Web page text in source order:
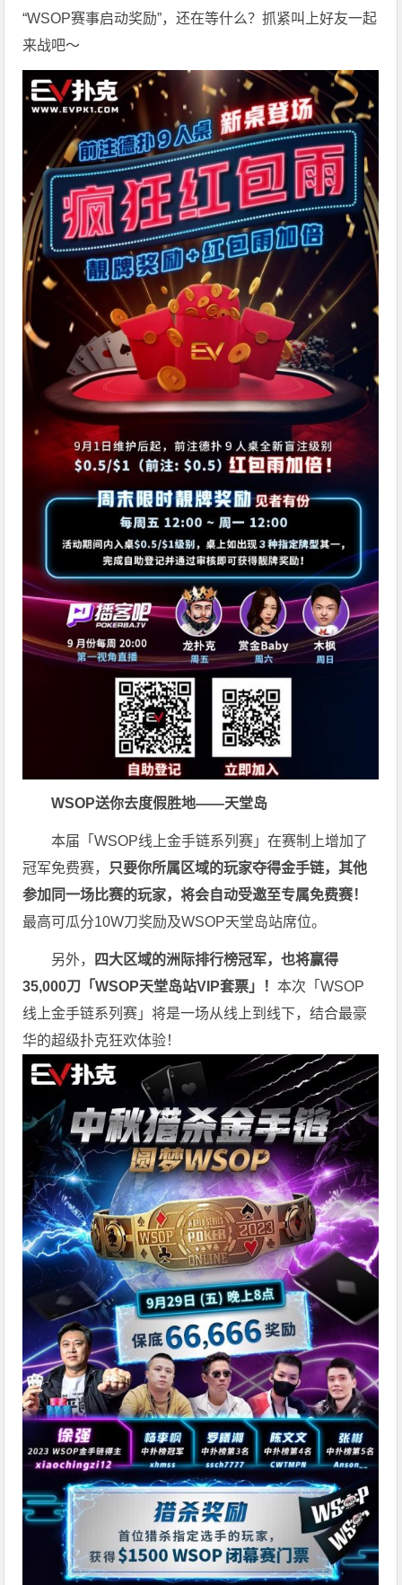
“WSOP赛事启动奖励”，还在等什么？抓紧叫上好友一起
来战吧～
WSOP送你去度假胜地——天堂岛
本届「WSOP线上金手链系列赛」在赛制上增加了
冠军免费赛， 只要你所属区域的玩家夺得金手链，其他
参加同一场比赛的玩家，将会自动受邀至专属免费赛！
最高可瓜分10W刀奖励及WSOP天堂岛站席位。
另外，
四大区域的洲际排行榜冠军，也将赢得
35,000刀「WSOP天堂岛站VIP套票」！本次「WSOP
线上金手链系列赛」将是一场从线上到线下，结合最豪
华的超级扑克狂欢体验！